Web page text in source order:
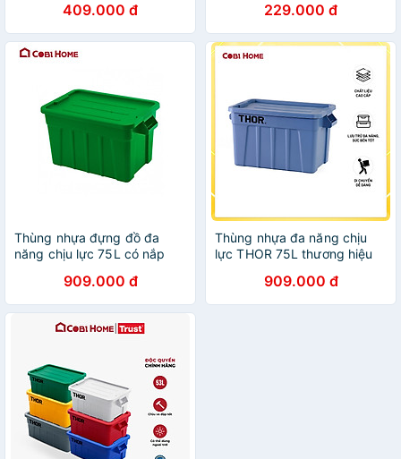
PHÂN PHỐI CHÍNH HÃNG
COBI HOME.
409.000 đ 229.000 đ
Thùng nhựa đựng đồ đa
năng chịu lực 75L có nắp
909.000 đ
Thùng nhựa đa năng chịu
lực THOR 75L thương hiệu
phân phối bởi Cobi Home
909.000 đ